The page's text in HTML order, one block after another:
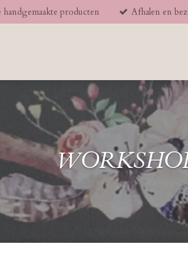
producten Afhalen en